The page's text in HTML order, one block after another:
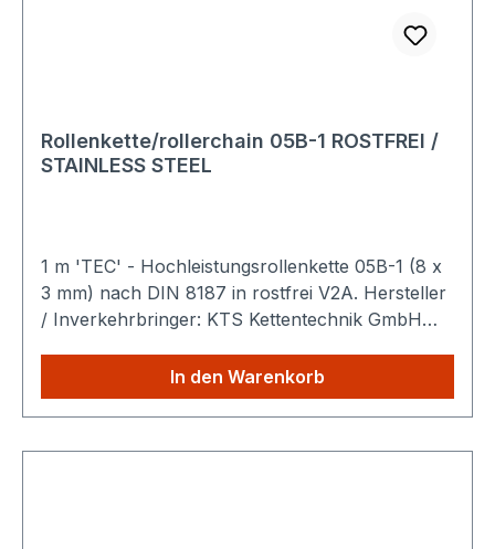
Rollenkette/rollerchain 05B-1 ROSTFREI /
STAINLESS STEEL
1 m 'TEC' - Hochleistungsrollenkette 05B-1 (8 x
3 mm) nach DIN 8187 in rostfrei V2A. Hersteller
/ Inverkehrbringer: KTS Kettentechnik GmbH
Produktbeschreibung: Die
TEC Hochleistungsrollenkette ist eine robuste
Kraftübertragung in industriellen Maschinen und
In den Warenkorb